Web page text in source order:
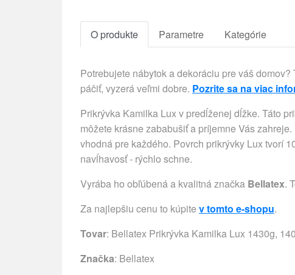
O produkte Parametre Kategórie
Potrebujete nábytok a dekoráciu pre váš domov?
páčiť, vyzerá veľmi dobre. Pozrite sa na viac
Prikrývka Kamilka Lux v predĺženej dĺžke. Táto
môžete krásne zababušiť a príjemne Vás
vhodná pre každého. Povrch prikrývky Lux tvorí
navĺhavosť - rýchlo schne.
Vyrába ho obľúbená a kvalitná značka Bellatex.
Za najlepšiu cenu to kúpite v tomto e-shopu.
Tovar: Bellatex Prikrývka Kamilka Lux 1430g,
Značka: Bellatex